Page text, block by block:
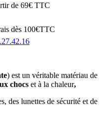
de 69€ TTC
dès 100€TTC
) est un véritable matériau de
chocs et à la chaleur,
des lunettes de sécurité et de